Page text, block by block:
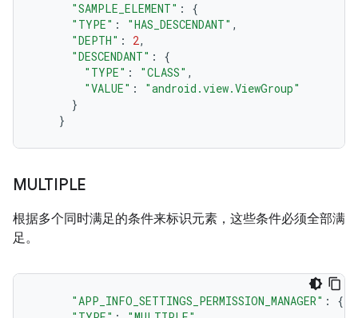
"SAMPLE_ELEMENT" :
{
"TYPE" : "HAS_DESCENDANT" ,
"DEPTH" : 2,
"DESCENDANT" :
{
"TYPE" : "CLASS" ,
"VALUE" :
"android.view.ViewGroup"
}
}
MULTIPLE
根据多个同时满足的条件来标识元素，这些条件必须全部满
足。
"APP_INFO_SETTINGS_PERMISSION_MANAGER" :
{